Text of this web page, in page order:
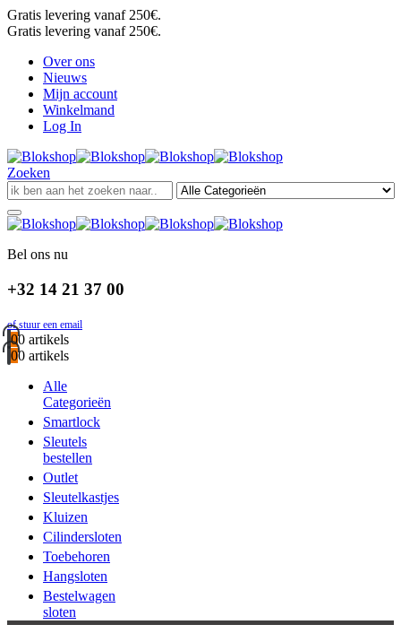
Gratis levering vanaf 250€.
Gratis levering vanaf 250€.
Over ons
Nieuws
Mijn account
Winkelmand
Log In
Zoeken
Bel ons nu
+32 14 21 37 00
of stuur een email
00 artikels
00 artikels
Alle
Categorieën
Smartlock
Sleutels
bestellen
Outlet
Sleutelkastjes
Kluizen
Cilindersloten
Toebehoren
Hangsloten
Bestelwagen
sloten